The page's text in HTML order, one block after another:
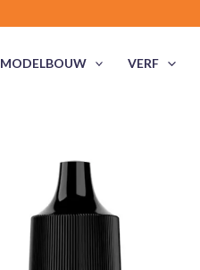
MODELBOUW VERF